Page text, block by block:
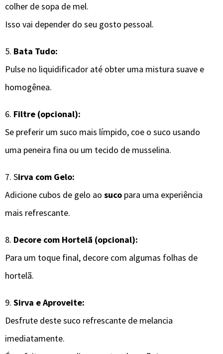
colher de sopa de mel.
Isso vai depender do seu gosto pessoal.
5. Bata Tudo:
Pulse no liquidificador até obter uma mistura suave e
homogênea.
6. Filtre (opcional):
Se preferir um suco mais límpido, coe o suco usando
uma peneira fina ou um tecido de musselina.
7. Sirva com Gelo:
Adicione cubos de gelo ao suco para uma experiência
mais refrescante.
8. Decore com Hortelã (opcional):
Para um toque final, decore com algumas folhas de
hortelã.
9. Sirva e Aproveite:
Desfrute deste suco refrescante de melancia
imediatamente.